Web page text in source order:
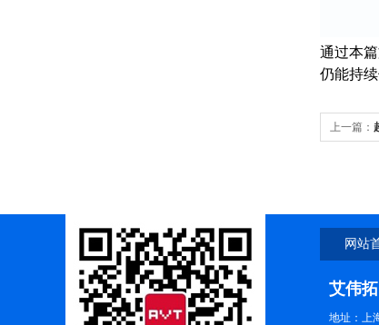
通过本
仍能持
上一篇：
网站
艾伟
地址：上